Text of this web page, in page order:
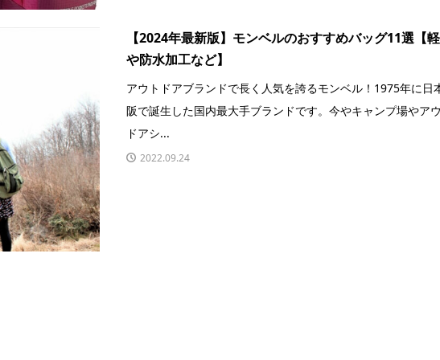
【2024年最新版】モンベルのおすすめバッグ11選【
や防水加工など】
アウトドアブランドで長く人気を誇るモンベル！1975年に日
阪で誕生した国内最大手ブランドです。今やキャンプ場やア
ドアシ...
2022.09.24